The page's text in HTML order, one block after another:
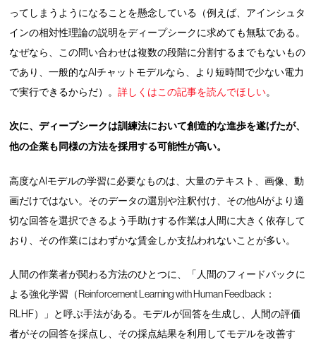
ってしまうようになることを懸念している（例えば、アインシュタ
インの相対性理論の説明をディープシークに求めても無駄である。
なぜなら、この問い合わせは複数の段階に分割するまでもないもの
であり、一般的なAIチャットモデルなら、より短時間で少ない電力
で実行できるからだ）。詳しくはこの記事を読んでほしい。
次に、ディープシークは訓練法において創造的な進歩を遂げたが、
他の企業も同様の方法を採用する可能性が高い。
高度なAIモデルの学習に必要なものは、大量のテキスト、画像、動
画だけではない。そのデータの選別や注釈付け、その他AIがより適
切な回答を選択できるよう手助けする作業は人間に大きく依存して
おり、その作業にはわずかな賃金しか支払われないことが多い。
人間の作業者が関わる方法のひとつに、「人間のフィードバックに
よる強化学習（Reinforcement Learning with Human Feedback：
RLHF）」と呼ぶ手法がある。モデルが回答を生成し、人間の評価
者がその回答を採点し、その採点結果を利用してモデルを改善す